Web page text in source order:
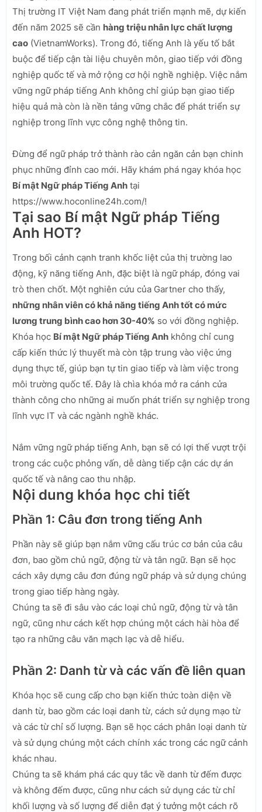
Thị trường IT Việt Nam đang phát triển mạnh mẽ, dự kiến
đến năm 2025 sẽ cần hàng triệu nhân lực chất lượng
cao (VietnamWorks). Trong đó, tiếng Anh là yếu tố bắt
buộc để tiếp cận tài liệu chuyên môn, giao tiếp với đồng
nghiệp quốc tế và mở rộng cơ hội nghề nghiệp. Việc nắm
vững ngữ pháp tiếng Anh không chỉ giúp bạn giao tiếp
hiệu quả mà còn là nền tảng vững chắc để phát triển sự
nghiệp trong lĩnh vực công nghệ thông tin.
Đừng để ngữ pháp trở thành rào cản ngăn cản bạn chinh
phục những đỉnh cao mới. Hãy khám phá ngay khóa học
Bí mật Ngữ pháp Tiếng Anh tại
https://www.hoconline24h.com/!
Tại sao Bí mật Ngữ pháp Tiếng
Anh HOT?
Trong bối cảnh cạnh tranh khốc liệt của thị trường lao
động, kỹ năng tiếng Anh, đặc biệt là ngữ pháp, đóng vai
trò then chốt. Một nghiên cứu của Gartner cho thấy,
những nhân viên có khả năng tiếng Anh tốt có mức
lương trung bình cao hơn 30-40% so với đồng nghiệp.
Khóa học Bí mật Ngữ pháp Tiếng Anh không chỉ cung
cấp kiến thức lý thuyết mà còn tập trung vào việc ứng
dụng thực tế, giúp bạn tự tin giao tiếp và làm việc trong
môi trường quốc tế. Đây là chìa khóa mở ra cánh cửa
thành công cho những ai muốn phát triển sự nghiệp trong
lĩnh vực IT và các ngành nghề khác.
Nắm vững ngữ pháp tiếng Anh, bạn sẽ có lợi thế vượt trội
trong các cuộc phỏng vấn, dễ dàng tiếp cận các dự án
quốc tế và nâng cao thu nhập.
Nội dung khóa học chi tiết
Phần 1: Câu đơn trong tiếng Anh
Phần này sẽ giúp bạn nắm vững cấu trúc cơ bản của câu
đơn, bao gồm chủ ngữ, động từ và tân ngữ. Bạn sẽ học
cách xây dựng câu đơn đúng ngữ pháp và sử dụng chúng
trong giao tiếp hàng ngày.
Chúng ta sẽ đi sâu vào các loại chủ ngữ, động từ và tân
ngữ, cũng như cách kết hợp chúng một cách hài hòa để
tạo ra những câu văn mạch lạc và dễ hiểu.
Phần 2: Danh từ và các vấn đề liên quan
Khóa học sẽ cung cấp cho bạn kiến thức toàn diện về
danh từ, bao gồm các loại danh từ, cách sử dụng mạo từ
và các từ chỉ số lượng. Bạn sẽ học cách phân loại danh từ
và sử dụng chúng một cách chính xác trong các ngữ cảnh
khác nhau.
Chúng ta sẽ khám phá các quy tắc về danh từ đếm được
và không đếm được, cũng như cách sử dụng các từ chỉ
khối lượng và số lượng để diễn đạt ý tưởng một cách rõ